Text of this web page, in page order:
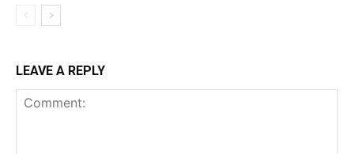
LEAVE A REPLY